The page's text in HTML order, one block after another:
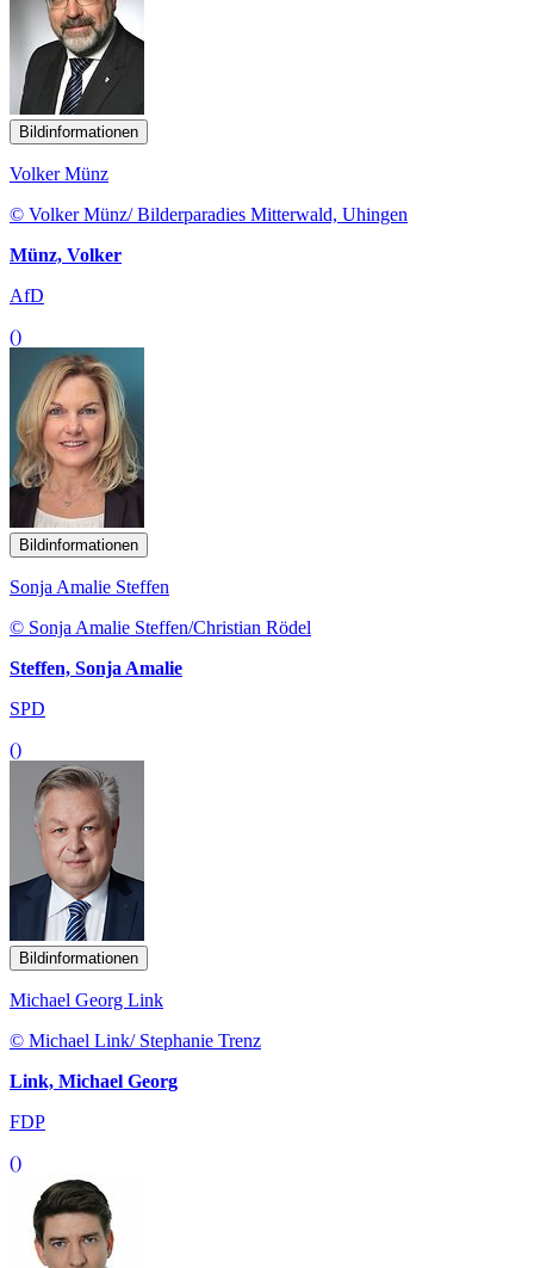
Bildinformationen
Volker Münz
© Volker Münz/ Bilderparadies Mitterwald, Uhingen
Münz, Volker
AfD
()
Bildinformationen
Sonja Amalie Steffen
© Sonja Amalie Steffen/Christian Rödel
Steffen, Sonja Amalie
SPD
()
Bildinformationen
Michael Georg Link
© Michael Link/ Stephanie Trenz
Link, Michael Georg
FDP
()